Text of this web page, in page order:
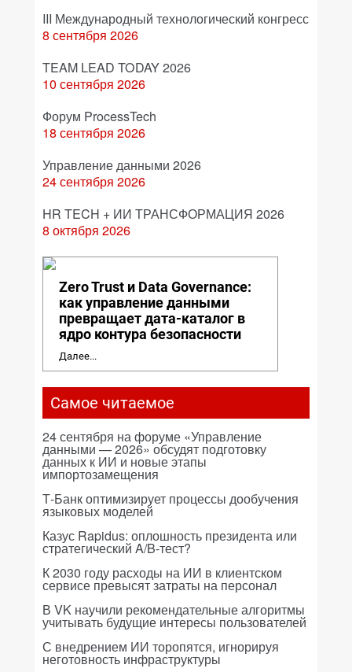
III Международный технологический конгресс
8 сентября 2026
TEAM LEAD TODAY 2026
10 сентября 2026
Форум ProcessTech
18 сентября 2026
Управление данными 2026
24 сентября 2026
HR TECH + ИИ ТРАНСФОРМАЦИЯ 2026
8 октября 2026
Zero Trust и Data Governance:
как управление данными
превращает дата-каталог в
ядро контура безопасности
Далее...
Самое читаемое
24 сентября на форуме «Управление
данными — 2026» обсудят подготовку
данных к ИИ и новые этапы
импортозамещения
Т-Банк оптимизирует процессы дообучения
языковых моделей
Казус Rapidus: оплошность президента или
стратегический A/B-тест?
К 2030 году расходы на ИИ в клиентском
сервисе превысят затраты на персонал
В VK научили рекомендательные алгоритмы
учитывать будущие интересы пользователей
С внедрением ИИ торопятся, игнорируя
неготовность инфраструктуры